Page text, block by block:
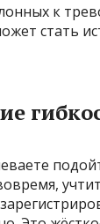
к
стать